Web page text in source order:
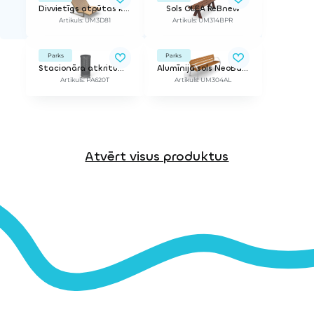
Divvietīgs atpūtas krēsls PIRO
Artikuls: UM3D81
Sols OLEA ReBnew
Artikuls: UM314BPR
Parks
Stacionāra atkritumu urna ARO ar vāku
Artikuls: PA620T
Parks
Alumīnija sols NeoBarcino
Artikuls: UM304AL
Atvērt visus produktus